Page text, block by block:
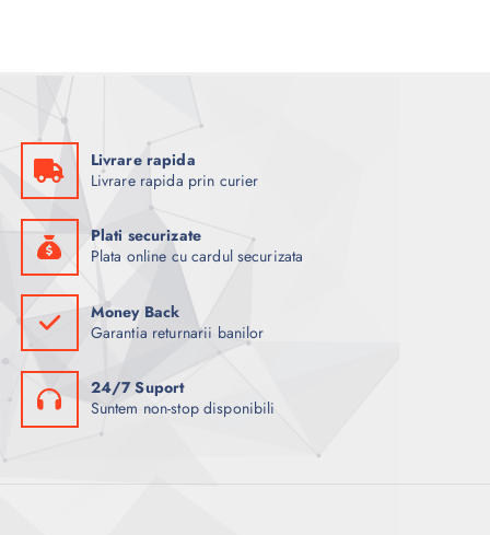
Livrare rapida
Livrare rapida prin curier
Plati securizate
Plata online cu cardul securizata
Money Back
Garantia returnarii banilor
24/7 Suport
Suntem non-stop disponibili